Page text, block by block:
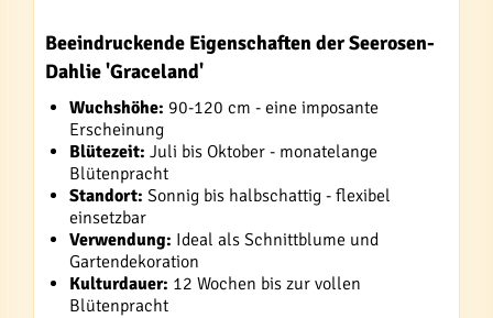
Beeindruckende Eigenschaften der Seerosen-
Dahlie 'Graceland'
Wuchshöhe: 90-120 cm - eine imposante
Erscheinung
Blütezeit: Juli bis Oktober - monatelange
Blütenpracht
Standort: Sonnig bis halbschattig - flexibel
einsetzbar
Verwendung: Ideal als Schnittblume und
Gartendekoration
Kulturdauer: 12 Wochen bis zur vollen
Blütenpracht